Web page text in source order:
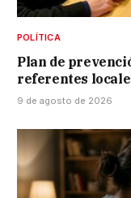
POLÍTICA
Plan de
referentes
9 de agosto de 2026